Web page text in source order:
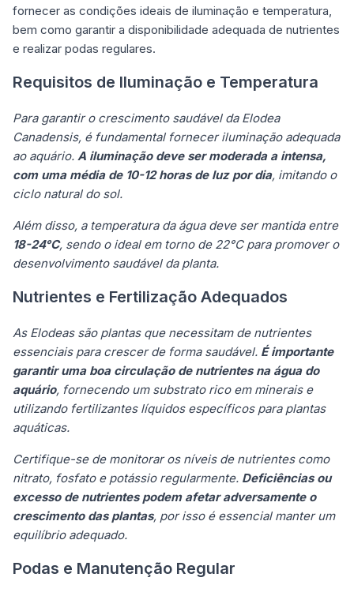
fornecer as condições ideais de iluminação e temperatura,
bem como garantir a disponibilidade adequada de nutrientes
e realizar podas regulares.
Requisitos de Iluminação e Temperatura
Para garantir o crescimento saudável da Elodea
Canadensis, é fundamental fornecer iluminação adequada
ao aquário. A iluminação deve ser moderada a intensa,
com uma média de 10-12 horas de luz por dia, imitando o
ciclo natural do sol.
Além disso, a temperatura da água deve ser mantida entre
18-24°C, sendo o ideal em torno de 22°C para promover o
desenvolvimento saudável da planta.
Nutrientes e Fertilização Adequados
As Elodeas são plantas que necessitam de nutrientes
essenciais para crescer de forma saudável. É importante
garantir uma boa circulação de nutrientes na água do
aquário, fornecendo um substrato rico em minerais e
utilizando fertilizantes líquidos específicos para plantas
aquáticas.
Certifique-se de monitorar os níveis de nutrientes como
nitrato, fosfato e potássio regularmente. Deficiências ou
excesso de nutrientes podem afetar adversamente o
crescimento das plantas, por isso é essencial manter um
equilíbrio adequado.
Podas e Manutenção Regular